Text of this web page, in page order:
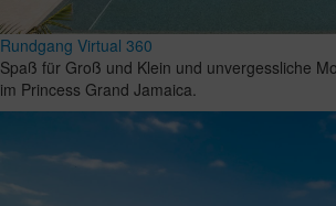
Rundgang Virtual 360
Spaß für Groß und Klein und unvergessliche
im Princess Grand Jamaica.